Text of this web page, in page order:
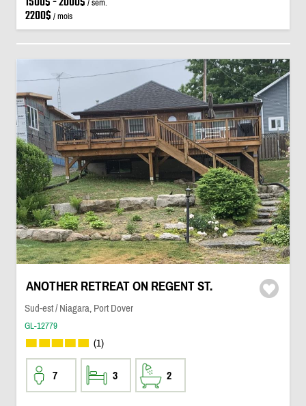
/ sem.
2200$ / mois
ANOTHER RETREAT ON REGENT ST.
Sud-est / Niagara, Port Dover
GL-12779
(1)
7 3 2